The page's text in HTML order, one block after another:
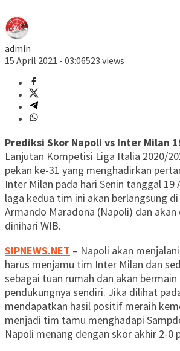
admin
15 April 2021 - 03:06523 views
Prediksi Skor Napoli vs Inter Milan
Lanjutan Kompetisi Liga Italia 2020/
pekan ke-31 yang menghadirkan
Inter Milan pada hari Senin tanggal 19
laga kedua tim ini akan berlangsung
Armando Maradona (Napoli) dan akan
dinihari WIB.
SIPNEWS.NET – Napoli akan
harus menjamu tim Inter Milan dan
sebagai tuan rumah dan akan bermain
pendukungnya sendiri. Jika dilihat
mendapatkan hasil positif meraih
menjadi tim tamu menghadapi
Napoli menang dengan skor akhir 2-0